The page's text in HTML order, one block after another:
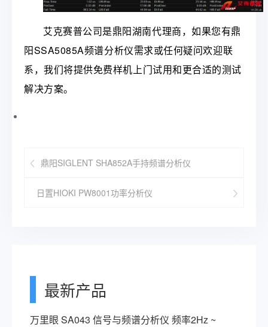
艾克赛普公司是鼎阳湖南代理商，如果您有鼎
阳SSA5085A频谱分析仪需求或任何疑问欢迎联
系，我们将提供免费样机上门试用和更合适的测试
解决方案。
鼎阳SIGLENT SHA852A手持频谱分析仪
日置HIOKI PW8001功率分析仪
最新产品
万里眼 SA043 信号与频谱分析仪 频率2Hz ~